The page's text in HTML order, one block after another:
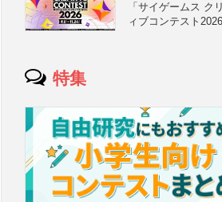
「サイゲームス ク
ィブコンテスト
特集